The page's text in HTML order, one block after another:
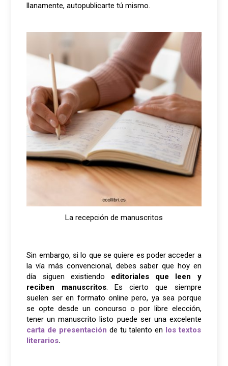
llanamente, autopublicarte tú mismo.
La recepción de manuscritos
Sin embargo, si lo que se quiere es poder acceder a
la vía más convencional, debes saber que hoy en
día siguen existiendo editoriales que leen y
reciben manuscritos. Es cierto que siempre
suelen ser en formato online pero, ya sea porque
se opte desde un concurso o por libre elección,
tener un manuscrito listo puede ser una excelente
carta de presentación de tu talento en los textos
literarios.